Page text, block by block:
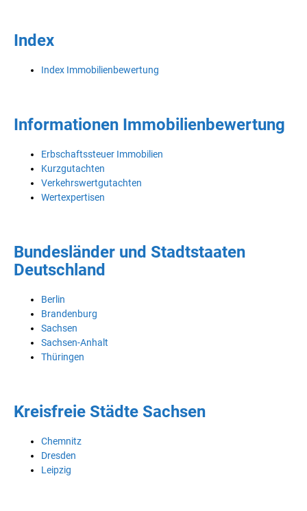
Index
Index Immobilienbewertung
Informationen Immobilienbewertung
Erbschaftssteuer Immobilien
Kurzgutachten
Verkehrswertgutachten
Wertexpertisen
Bundesländer und Stadtstaaten
Deutschland
Berlin
Brandenburg
Sachsen
Sachsen-Anhalt
Thüringen
Kreisfreie Städte Sachsen
Chemnitz
Dresden
Leipzig